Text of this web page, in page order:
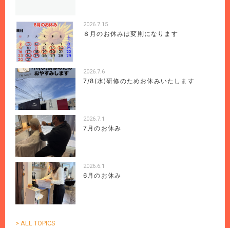
2026.7.15
８月のお休みは変則になります
2026.7.6
7/8(水)研修のためお休みいたします
2026.7.1
7月のお休み
2026.6.1
6月のお休み
> ALL TOPICS